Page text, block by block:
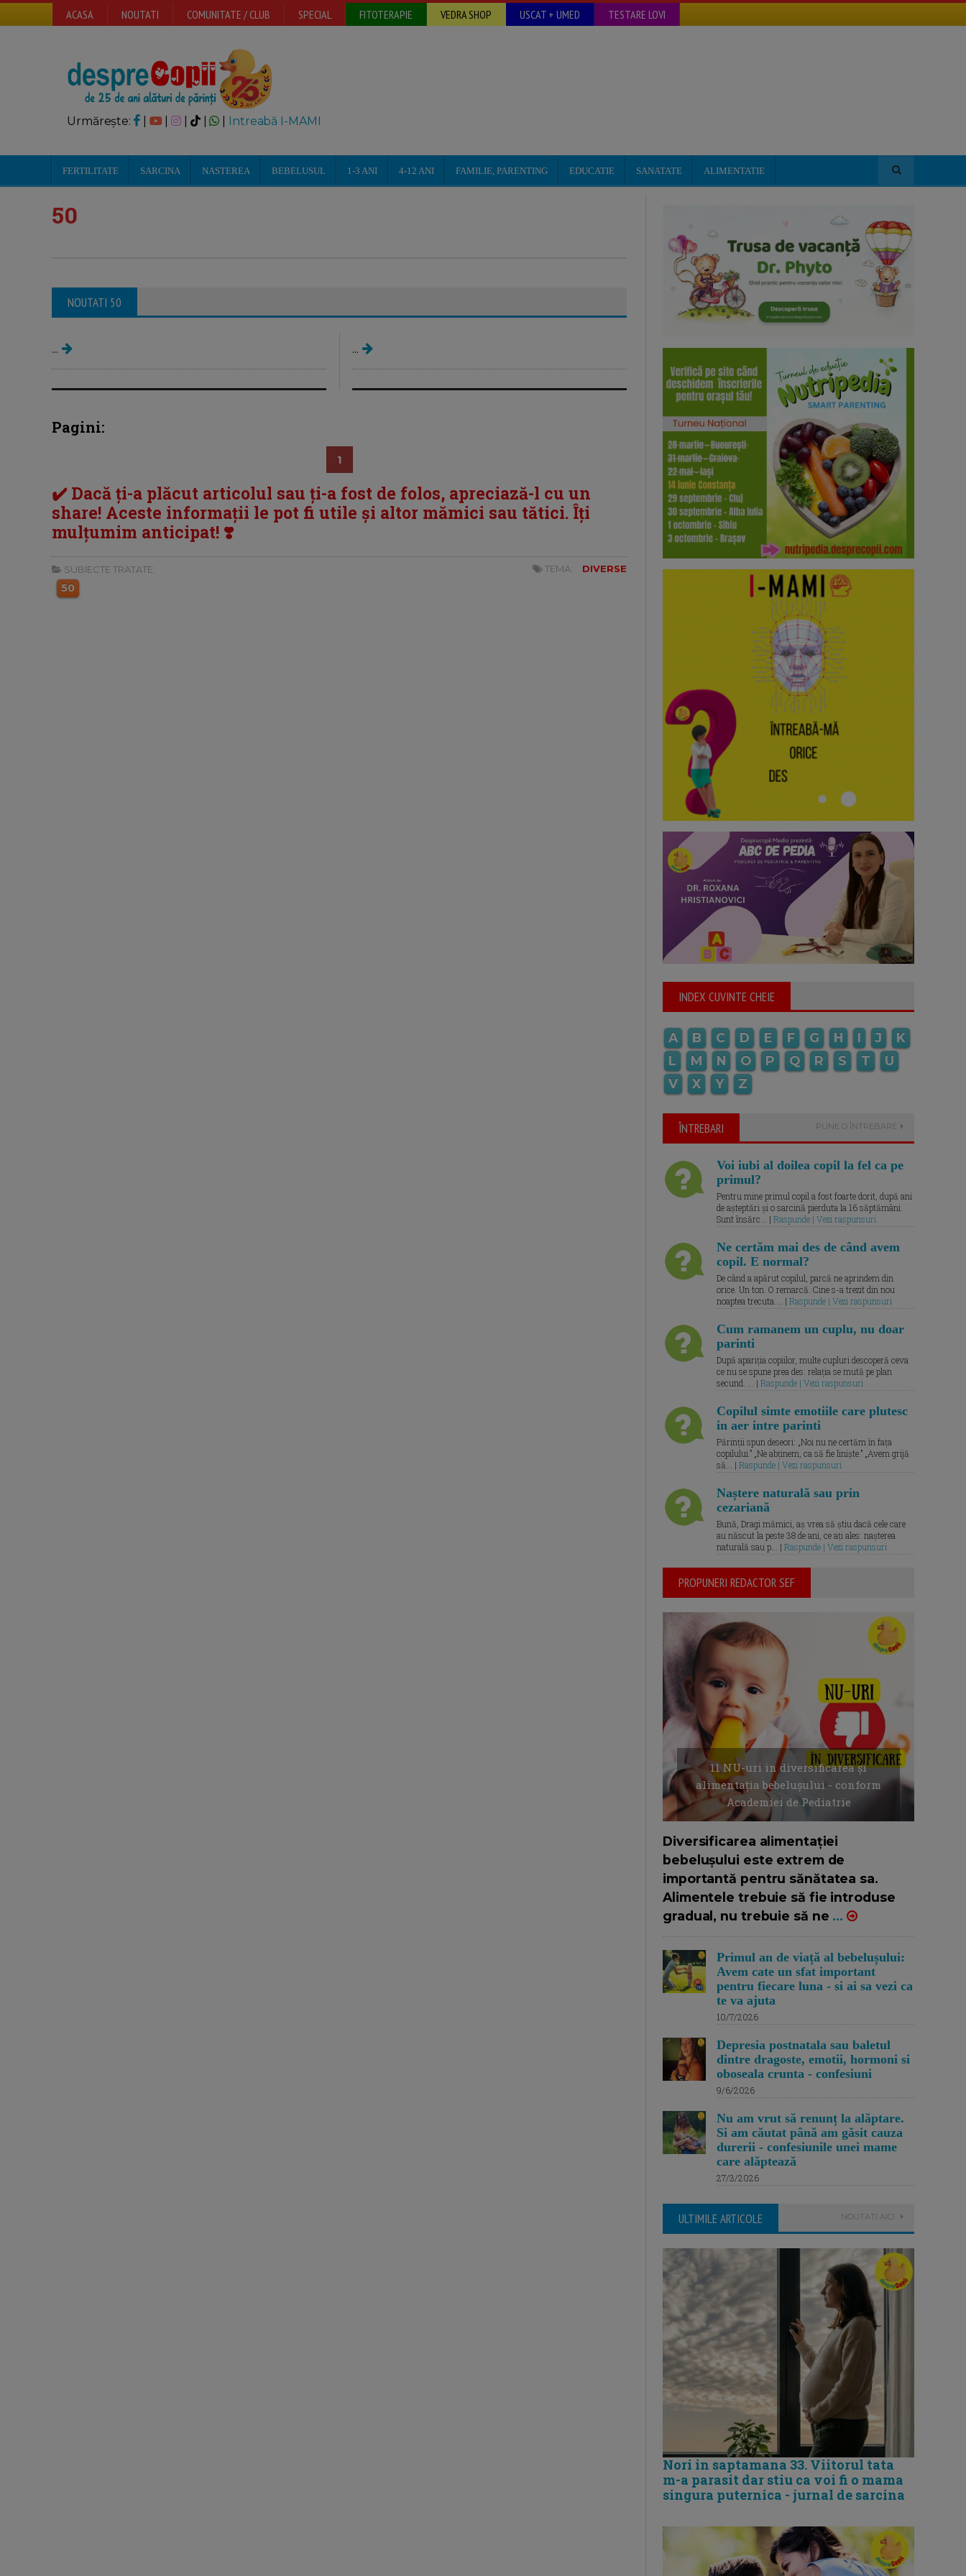
ACASA NOUTATI COMUNITATE / CLUB SPECIAL FITOTERAPIE VEDRA SHOP USCAT + UMED TESTARE LOVI
Urmărește: | | Intreabă I-MAMI
FERTILITATE SARCINA NASTEREA BEBELUSUL 1-3 ANI 4-12 ANI FAMILIE, PARENTING EDUCATIE SANATATE ALIMENTATIE
50
NOUTATI 50Sarcina: 50 de intrebari si
raspunsuri
...
raspunsuri
...
Pagini:
1
✔️ Dacă ți-a plăcut articolul sau ți-a fost de folos, apreciază-l cu un
share! Aceste informații le pot fi utile și altor mămici sau tătici. Îți
mulțumim anticipat! ❣️
SUBIECTE TRATATE:
50
TEMA: DIVERSE
INDEX CUVINTE CHEIE
A B C D E F G H I J
K
L
M N O P Q R S T
U
V
X Y Z
ÎNTREBARI PUNE O ÎNTREBARE
Voi iubi al doilea copil la fel ca pe
primul?
Pentru mine primul copil a fost foarte dorit, după ani
de așteptări și o sarcină pierduta la 16 săptămâni.
Sunt însărc... | Raspunde | Vezi raspunsuri
Ne certăm mai des de când avem
copil. E normal?
De când a apărut copilul, parcă ne aprindem din
orice. Un ton. O remarcă. Cine s-a trezit din nou
noaptea trecuta.... | Raspunde | Vezi raspunsuri
Cum ramanem un cuplu, nu doar
parinti
După apariția copiilor, multe cupluri descoperă ceva
ce nu se spune prea des: relația se mută pe plan
secund. ... | Raspunde | Vezi raspunsuri
Copilul simte emotiile care plutesc
in aer intre parinti
Părinții spun deseori: „Noi nu ne certăm în fața
copilului.” „Ne abținem, ca să fie liniște.” „Avem grijă
să... | Raspunde | Vezi raspunsuri
Naștere naturală sau prin
cezariană
Bună, Dragi mămici, aș vrea să știu dacă cele care
au născut la peste 38 de ani, ce ați ales: nașterea
naturală sau p... | Raspunde | Vezi raspunsuri
PROPUNERI REDACTOR SEF
11 NU-uri in diversificarea și
alimentația bebelușului - conform
Academiei de Pediatrie
Diversificarea alimentației
bebelușului este extrem de
importantă pentru sănătatea sa.
Alimentele trebuie să fie introduse
gradual, nu trebuie să ne ...
Primul an de viață al bebelușului:
Avem cate un sfat important
pentru fiecare luna - si ai sa vezi ca
te va ajuta
10/7/2026
Depresia postnatala sau baletul
dintre dragoste, emotii, hormoni si
oboseala crunta - confesiuni
9/6/2026
Nu am vrut să renunț la alăptare.
Si am căutat până am găsit cauza
durerii - confesiunile unei mame
care alăptează
27/3/2026
ULTIMILE ARTICOLE NOUTATI AICI
Nori in saptamana 33. Viitorul tata
m-a parasit dar stiu ca voi fi o mama
singura puternica - jurnal de sarcina